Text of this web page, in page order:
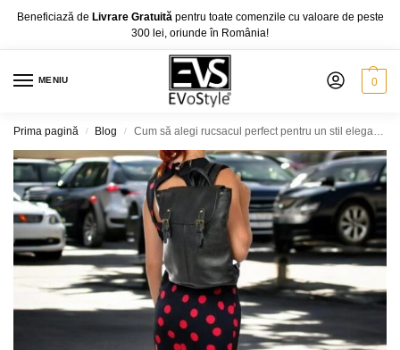
Beneficiază de Livrare Gratuită pentru toate comenzile cu valoare de peste
300 lei, oriunde în România!
MENIU 0
Prima pagină / Blog / Cum să alegi rucsacul perfect pentru un stil elegant și vizibil